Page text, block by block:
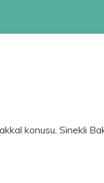
konusu, Sinekli